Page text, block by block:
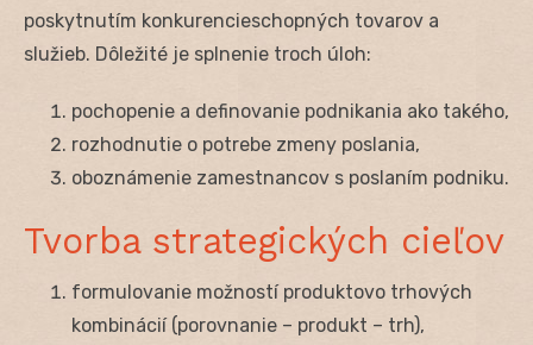
poskytnutím konkurencieschopných tovarov a
služieb. Dôležité je splnenie troch úloh:
pochopenie a definovanie podnikania ako takého,
rozhodnutie o potrebe zmeny poslania,
oboznámenie zamestnancov s poslaním podniku.
Tvorba strategických cieľov
formulovanie možností produktovo trhových
kombinácií (porovnanie – produkt – trh),